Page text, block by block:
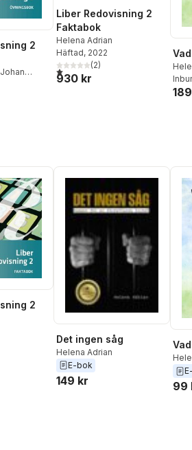
2
Johan
Totalt antal röster:
Liber Redovisning 2
Faktabok
Helena Adrian
Häftad, 2022
1,0utav 5 stjärnor. Totalt antal
(2)
930 kr
2
Totalt antal röster:
Det ingen såg
Helena Adrian
E-bok
149 kr 99